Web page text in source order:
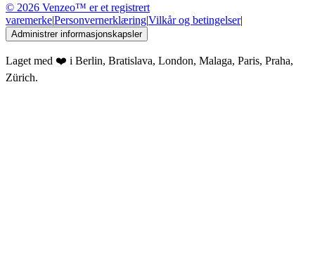
© 2026 Venzeo™ er et registrert
varemerke|Personvernerklæring|Vilkår og betingelser|
Administrer informasjonskapsler
Laget med ❤️ i Berlin, Bratislava, London, Malaga, Paris, Praha,
Zürich.